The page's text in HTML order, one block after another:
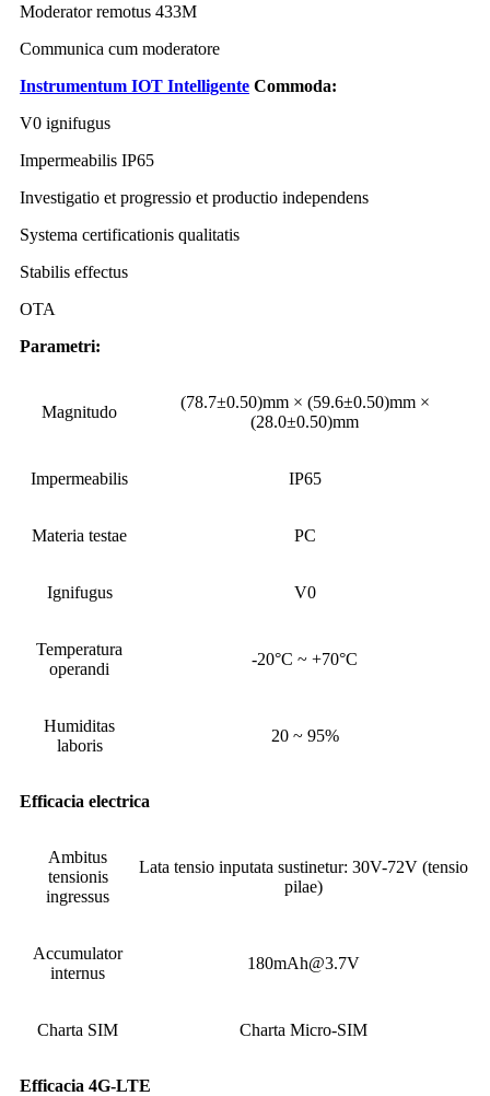
Moderator remotus 433M
Communica cum moderatore
Instrumentum IOT Intelligente Commoda:
V0 ignifugus
Impermeabilis IP65
Investigatio et progressio et productio independens
Systema certificationis qualitatis
Stabilis effectus
OTA
Parametri:
Magnitudo
(78.7±0.50)mm × (59.6±0.50)mm ×
(28.0±0.50)mm
Impermeabilis IP65
Materia testae PC
Ignifugus V0
Temperatura
operandi
-20°C ~ +70°C
Humiditas
laboris
20 ~ 95%
Efficacia electrica
Ambitus
tensionis
ingressus
Lata tensio inputata sustinetur: 30V-72V (tensio
pilae)
Accumulator
internus
180mAh@3.7V
Charta SIM Charta Micro-SIM
Efficacia 4G-LTE